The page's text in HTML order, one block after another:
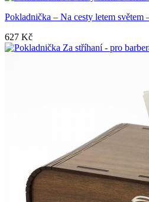
Pokladnička – Na cesty letem světem
627 Kč